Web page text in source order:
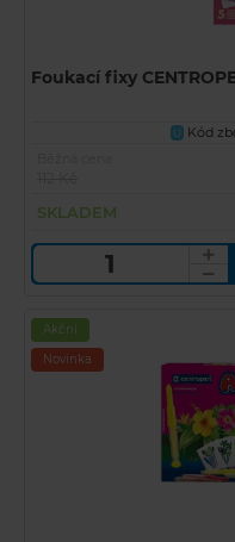
Foukací fixy
U
Kód
SKLADEM
Akční
Novinka